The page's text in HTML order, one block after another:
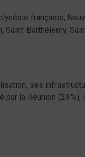
française,
Saint-Barthélemy,
ses
la Réunion (29 %),